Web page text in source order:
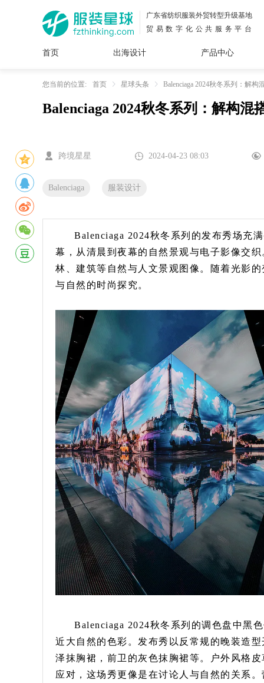
广东省纺织服装外贸转型升级基地
贸易数字化公共服务平台
首页 出海设计
面料
花型
插画
图案
服装
设计
产品中心
女装
内衣
男装
运动
服
童装
牛仔
服装
您当前的位置: 首页 星球头条 Balenciaga 2024秋冬系列：解构
Balenciaga 2024秋冬系列：解构混
跨境星星 2024-04-23 08:03
Balenciaga 服装设计
Balenciaga 2024秋冬系列的发布秀场充
幕，从清晨到夜幕的自然景观与电子影像交
林、建筑等自然与人文景观图像。随着光影
与自然的时尚探究。
Balenciaga 2024秋冬系列的调色盘中黑
近大自然的色彩。发布秀以反常规的晚装造
泽抹胸裙，前卫的灰色抹胸裙等。户外风格
应对，这场秀更像是在讨论人与自然的关系